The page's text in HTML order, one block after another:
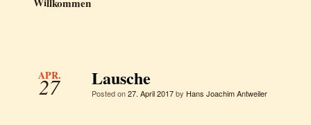
APR.
27 Lausche
Posted on27. April 2017by Hans Joachim Antweiler